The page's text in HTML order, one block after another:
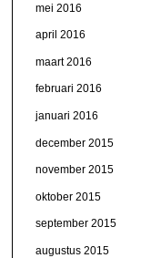
mei 2016
april 2016
maart 2016
februari 2016
januari 2016
december 2015
november 2015
oktober 2015
september 2015
augustus 2015